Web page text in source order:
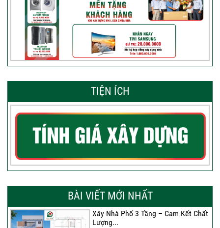
TIỆN ÍCH
BÀI VIẾT MỚI NHẤT
Xây Nhà Phố 3 Tầng – Cam Kết Chất
Lượng...